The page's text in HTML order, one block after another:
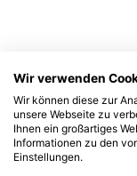
Wir verwenden
Wir können diese zur
unsere Webseite zu
Ihnen ein großartiges
Informationen zu den
Einstellungen.